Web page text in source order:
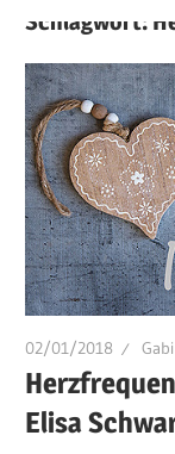
Schlagwort:
02/01/2018 Gabi
Elisa